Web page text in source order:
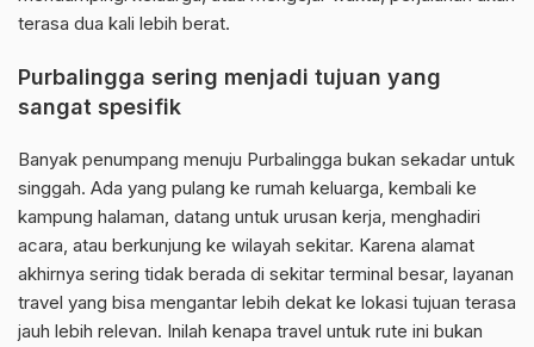
terasa dua kali lebih berat.
Purbalingga sering menjadi tujuan yang
sangat spesifik
Banyak penumpang menuju Purbalingga bukan sekadar untuk
singgah. Ada yang pulang ke rumah keluarga, kembali ke
kampung halaman, datang untuk urusan kerja, menghadiri
acara, atau berkunjung ke wilayah sekitar. Karena alamat
akhirnya sering tidak berada di sekitar terminal besar, layanan
travel yang bisa mengantar lebih dekat ke lokasi tujuan terasa
jauh lebih relevan. Inilah kenapa travel untuk rute ini bukan